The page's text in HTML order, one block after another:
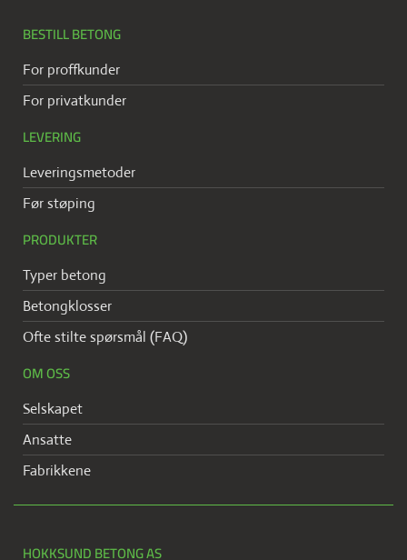
BESTILL BETONG
For proffkunder
For privatkunder
LEVERING
Leveringsmetoder
Før støping
PRODUKTER
Typer betong
Betongklosser
Ofte stilte spørsmål (FAQ)
OM OSS
Selskapet
Ansatte
Fabrikkene
HOKKSUND BETONG AS